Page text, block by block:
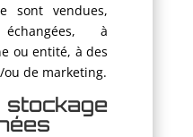
sont vendues,
à
ou entité, à des
de marketing.